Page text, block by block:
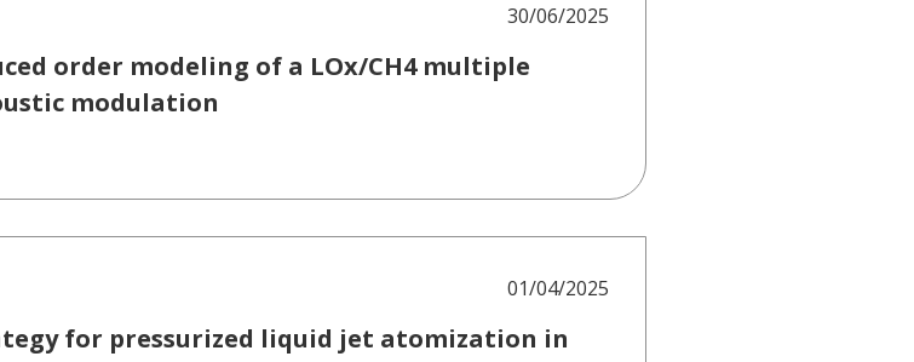
30/06/2025
order modeling of a LOx/CH4 multiple
modulation
01/04/2025
for pressurized liquid jet atomization in